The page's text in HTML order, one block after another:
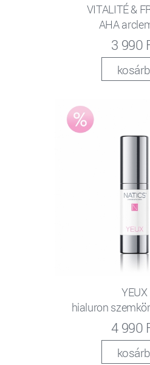
VITALITÉ &
AHA
3 990
YEUX
hialuron
4 990